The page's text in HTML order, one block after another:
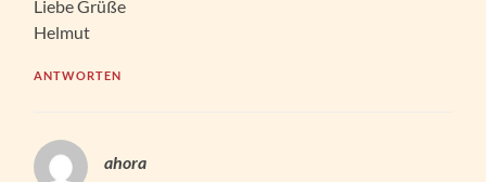
Liebe Grüße
Helmut
ANTWORTEN
ahora